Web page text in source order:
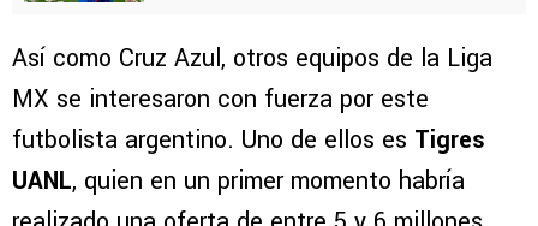
Cruz Azul ya conoce el precio de Kevin
Lomónaco: Independiente fija una cifra
millonaria
Así como Cruz Azul, otros equipos de la Liga
MX se interesaron con fuerza por este